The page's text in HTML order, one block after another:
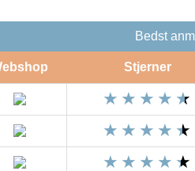
Bedst
Stjerner